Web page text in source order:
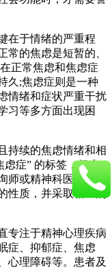
于情绪的严重程
常的焦虑是短暂的、
正常焦虑和焦虑症
久;焦虑症则是一种
情绪和症状严重干扰
习等多方面出现困
续的焦虑情绪和相
虑症” 的标签，但也
师或精神科医生的帮
性质，并采取相应的
专注于精神心理疾病
症、抑郁症、焦虑
心理障碍等。患者及